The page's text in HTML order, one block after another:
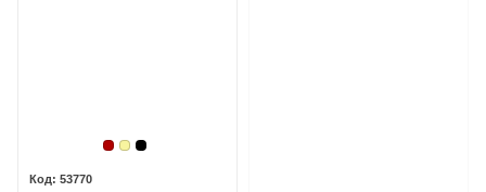
Бордовый
Золотой
Черный
53770